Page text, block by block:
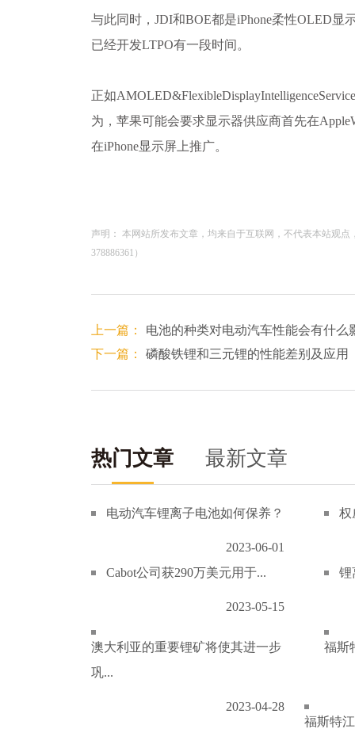
与此同时，JDI和BOE都是iPhone柔性OLED显
已经开发LTPO有一段时间。
正如
为，苹果可能会要求显示器供应商首先在
在iPhone显示屏上推广。
声明： 本网站所发布文章，均来自于互联网，不代表本站观
378886361）
上一篇：
电池的种类对电动汽车性能会有什么
下一篇：
磷酸铁锂和三元锂的性能差别及应用
热门文章 最新文章
电动汽车锂离子电池如何保养？
2023-06-01
权
Cabot公司获290万美元用于...
2023-05-15
锂
澳大利亚的重要锂矿将使其进一步
巩...
2023-04-28
福斯
福斯特